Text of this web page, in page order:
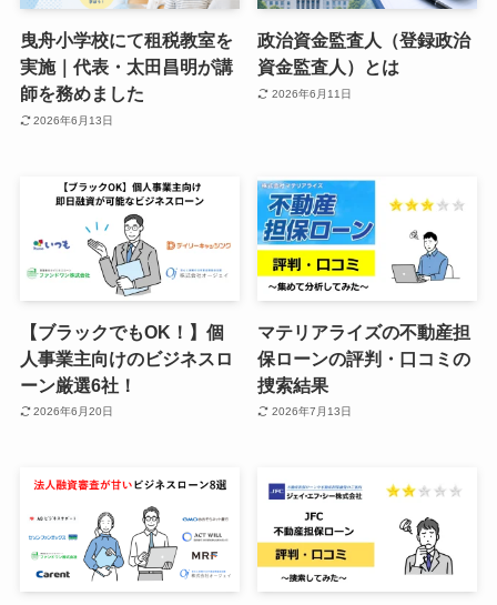
曳舟小学校にて租税教室を
実施｜代表・太田昌明が講
師を務めました
2026年6月13日
政治資金監査人（登録政治
資金監査人）とは
2026年6月11日
【ブラックでもOK！】個
人事業主向けのビジネスロ
ーン厳選6社！
2026年6月20日
マテリアライズの不動産担
保ローンの評判・口コミの
捜索結果
2026年7月13日